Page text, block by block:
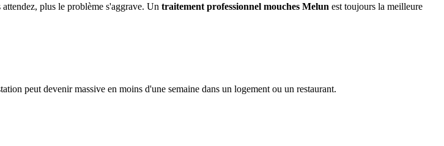
plus le problème s'aggrave. Un traitement professionnel mouches Melun est toujours la meilleure
peut devenir massive en moins d'une semaine dans un logement ou un restaurant.